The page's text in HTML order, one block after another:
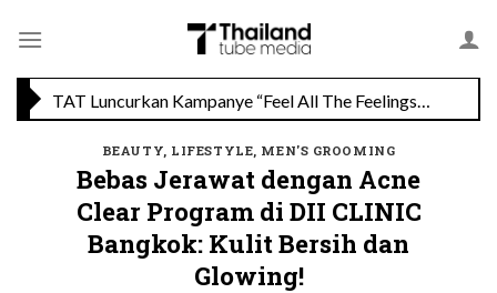
Menikmati Cita Rasa Mewah di Wolfgang’s Steakhouse di Thailand
BEAUTY, LIFESTYLE, MEN'S GROOMING
Bebas Jerawat dengan Acne
Clear Program di DII CLINIC
Bangkok: Kulit Bersih dan
Glowing!